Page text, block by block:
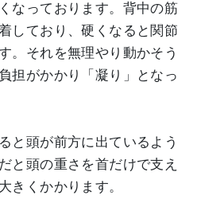
なっております。背中の筋
しており、硬くなると関節
。それを無理やり動かそう
担がかかり「凝り」となっ
と頭が前方に出ているよう
と頭の重さを首だけで支え
きくかかります。